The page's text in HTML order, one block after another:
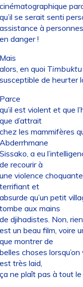
se serait senti
à personnes
danger !
en quoi Timbuktu
de heurter
est violent et que
d’attrait
les mammifères
a eu
recourir à
violence
et
qu’un petit
aux mains
djihadistes. Non,
un beau film, voire
montrer de
choses
très laid,
ne plaît pas à tout le